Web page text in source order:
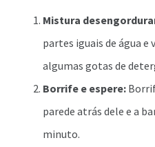
Mistura
partes iguais de água e
algumas gotas de
Borrife e espere:
parede atrás dele e a
minuto.